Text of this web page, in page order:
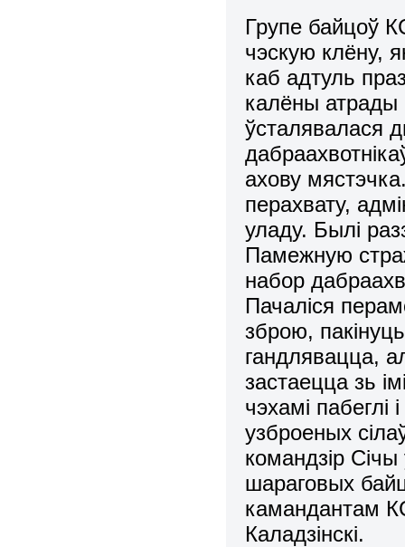
Групе байцоў
чэскую клёну,
каб адтуль
калёны атрады
ўсталявалася
ахову
перахвату,
уладу. Былі
Памежную
набор
Пачаліся
зброю,
гандлявацца,
застаецца зь
чэхамі
узброеных
командзір
шараговых
камандантам
Каладзінскі.